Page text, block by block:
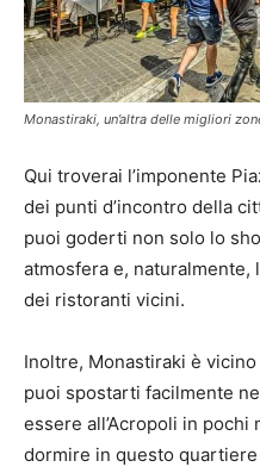
Monastiraki, un’altra delle migliori
Qui troverai l’imponente
dei punti d’incontro della
puoi goderti non solo lo
atmosfera e, naturalmente,
dei ristoranti vicini.
Inoltre, Monastiraki è
puoi spostarti facilmente
essere all’Acropoli in
dormire in questo quartiere